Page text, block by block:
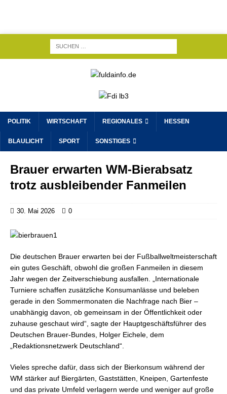
POLITIK WIRTSCHAFT REGIONALES HESSEN
BLAULICHT SPORT SONSTIGES
Brauer erwarten WM-Bierabsatz
trotz ausbleibender Fanmeilen
30. Mai 2026 0
Die deutschen Brauer erwarten bei der Fußballweltmeisterschaft
ein gutes Geschäft, obwohl die großen Fanmeilen in diesem
Jahr wegen der Zeitverschiebung ausfallen. „Internationale
Turniere schaffen zusätzliche Konsumanlässe und beleben
gerade in den Sommermonaten die Nachfrage nach Bier –
unabhängig davon, ob gemeinsam in der Öffentlichkeit oder
zuhause geschaut wird“, sagte der Hauptgeschäftsführer des
Deutschen Brauer-Bundes, Holger Eichele, dem
„Redaktionsnetzwerk Deutschland“.
Vieles spreche dafür, dass sich der Bierkonsum während der
WM stärker auf Biergärten, Gaststätten, Kneipen, Gartenfeste
und das private Umfeld verlagern werde und weniger auf große